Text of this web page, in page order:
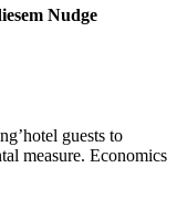
Nudge
guests to
measure. Economics